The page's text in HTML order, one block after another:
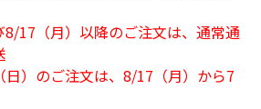
8/17（月）以降のご注文は、通常通
日）のご注文は、8/17（月）から7